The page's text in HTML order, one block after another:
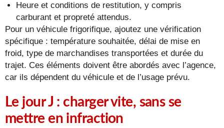
Heure et conditions de restitution, y compris
carburant et propreté attendus.
Pour un véhicule frigorifique, ajoutez une vérification
spécifique : température souhaitée, délai de mise en
froid, type de marchandises transportées et durée du
trajet. Ces éléments doivent être abordés avec l’agence,
car ils dépendent du véhicule et de l’usage prévu.
Le jour J : charger vite, sans se
mettre en infraction